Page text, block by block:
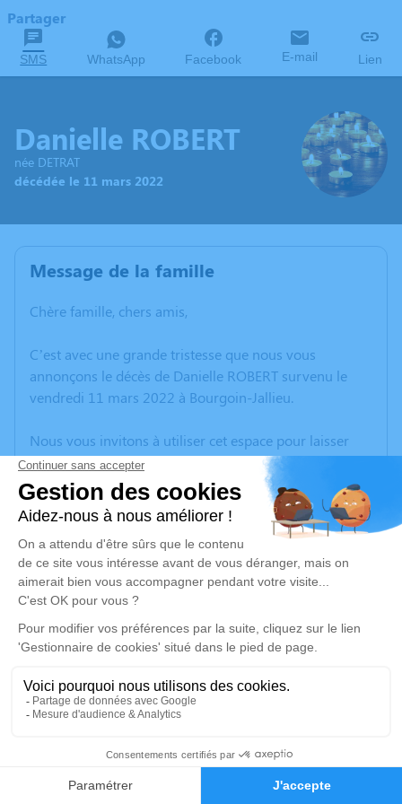
Faire-part Hommages
Partager
SMS WhatsApp Facebook E-mail Lien
Danielle ROBERT
née DETRAT
décédée le 11 mars 2022
Message de la famille
Chère famille, chers amis,
C’est avec une grande tristesse que nous vous
annonçons le décès de Danielle ROBERT survenu le
vendredi 11 mars 2022 à Bourgoin-Jallieu.
Nous vous invitons à utiliser cet espace pour laisser
vos condoléances, partager des photos souvenirs, une
anecdote ou exprimer vos pensées à travers des
poèmes ou des textes. Cet endroit est un lieu
d'expression dédié à honorer la mémoire de Danielle
ROBERT.
Un service de plantation d’arbre hommage est
disponible ici.
Je rends hommage
Cérémonie
31 RUE LAVOISIER
38300 Bourgoin Jallieu